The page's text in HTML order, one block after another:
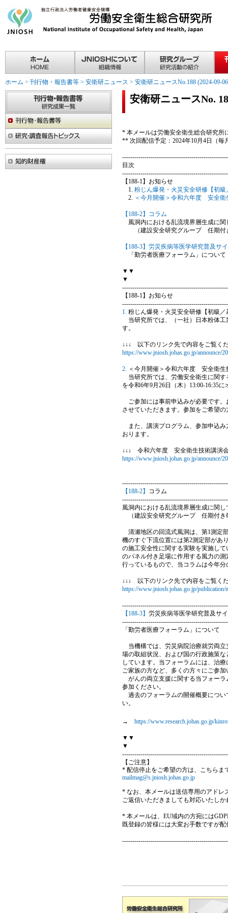
ホーム > 刊行物・報告書等 > 安衛研ニュース > 安衛研ニュースNo.188 (2024-09-
安衛研ニュースNo.
* 本メールは労働安全衛生総合研究所
** 次回配信予定：2024年10月4日（毎
目次
【188-1】お知らせ
粉じん爆発・火災安全研修【初
＜今月開催＞令和六年度 安全衛
【188-2】コラム
風洞内における乱流境界層生成に関
（建設安全研究グループ 任期付
【188-3】労災疾病等医学研究普及サ
「勤労者医療フォーラム」について
▼▼
▼
【188-1】お知らせ
1. 粉じん爆発・火災安全研修【初級
当研究所では、（一社）日本粉体工
す。
↓↓↓ 以下のリンク先で内容をご覧く
https://www.jniosh.johas.go.jp/announce/
2. ＜今月開催＞令和六年度 安全衛生
当研究所では、労働安全衛生に関す
を令和6年9月26日（木）13:00-16:35
ご参加には事前申込みが必要です。
させていただきます。参加をご希望
また、講演プログラム、参加申込み
おります。
↓↓↓ 令和六年度 安全衛生技術講
https://www.jniosh.johas.go.jp/announce/
【188-2】 コラム
風洞内における乱流境界層生成に関し
（建設安全研究グループ 任期付
清瀬地区の回流式風洞は、第1測定
機のすぐ下流位置には第2測定部があ
の施工安全性に関する実験を実施し
のパネル付き足場に作用する風力の
行っているもので、当コラムは今年
↓↓↓ 以下のリンク先で内容をご覧く
https://www.jniosh.johas.go.jp/publication/
【188-3】 労災疾病等医学研究普及サ
「勤労者医療フォーラム」について
当機構では、労災病院治療就労両立
場の取組状況、および国の行政施策
しています。当フォーラムには、治
ご家族の方など、多くの方々にご参
がんの両立支援に関する当フォーラ
参加ください。
過去のフォーラムの開催概要につい
い。
→ https://www.research.johas.go.jp/
▼▼
▼
【ご注意】
* 配信停止をご希望の方は、こちらま
mailmag@s.jniosh.johas.go.jp
* なお、本メールは送信専用のアドレ
ご返信いただきましても対応いたし
* 本メールは、EU域内の方宛には
既登録の皆様には大変お手数ですが